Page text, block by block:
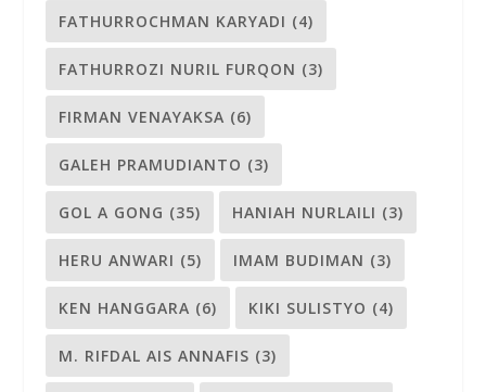
FATHURROCHMAN KARYADI (4)
FATHURROZI NURIL FURQON (3)
FIRMAN VENAYAKSA (6)
GALEH PRAMUDIANTO (3)
GOL A GONG (35) HANIAH NURLAILI (3)
HERU ANWARI (5) IMAM BUDIMAN (3)
KEN HANGGARA (6) KIKI SULISTYO (4)
M. RIFDAL AIS ANNAFIS (3)